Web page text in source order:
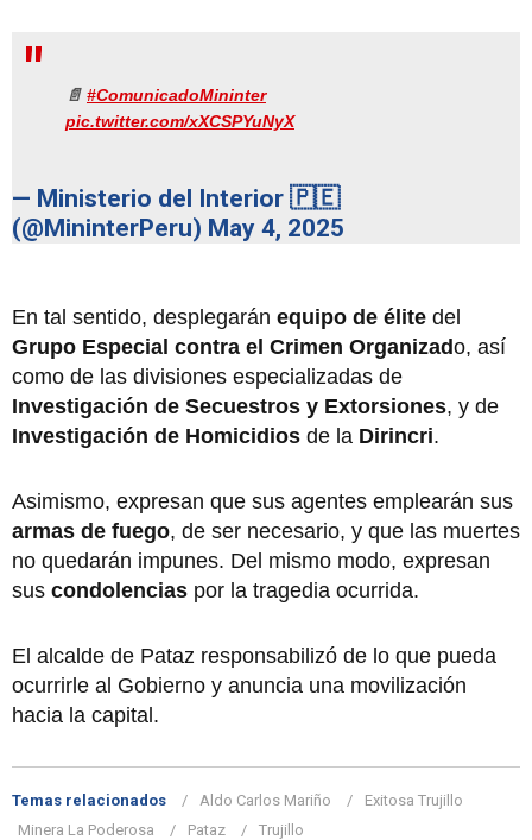
📄 #ComunicadoMininter
pic.twitter.com/xXCSPYuNyX
— Ministerio del Interior 🇵🇪
(@MininterPeru) May 4, 2025
En tal sentido, desplegarán equipo de élite del
Grupo Especial contra el Crimen Organizado, así
como de las divisiones especializadas de
Investigación de Secuestros y Extorsiones, y de
Investigación de Homicidios de la Dirincri.
Asimismo, expresan que sus agentes emplearán sus
armas de fuego, de ser necesario, y que las muertes
no quedarán impunes. Del mismo modo, expresan
sus condolencias por la tragedia ocurrida.
El alcalde de Pataz responsabilizó de lo que pueda
ocurrirle al Gobierno y anuncia una movilización
hacia la capital.
Temas relacionados Aldo Carlos Mariño
Exitosa Trujillo
Minera La Poderosa
Pataz Trujillo